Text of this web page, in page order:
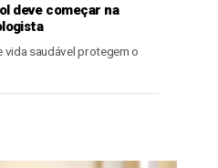
deve começar na
vida saudável protegem o